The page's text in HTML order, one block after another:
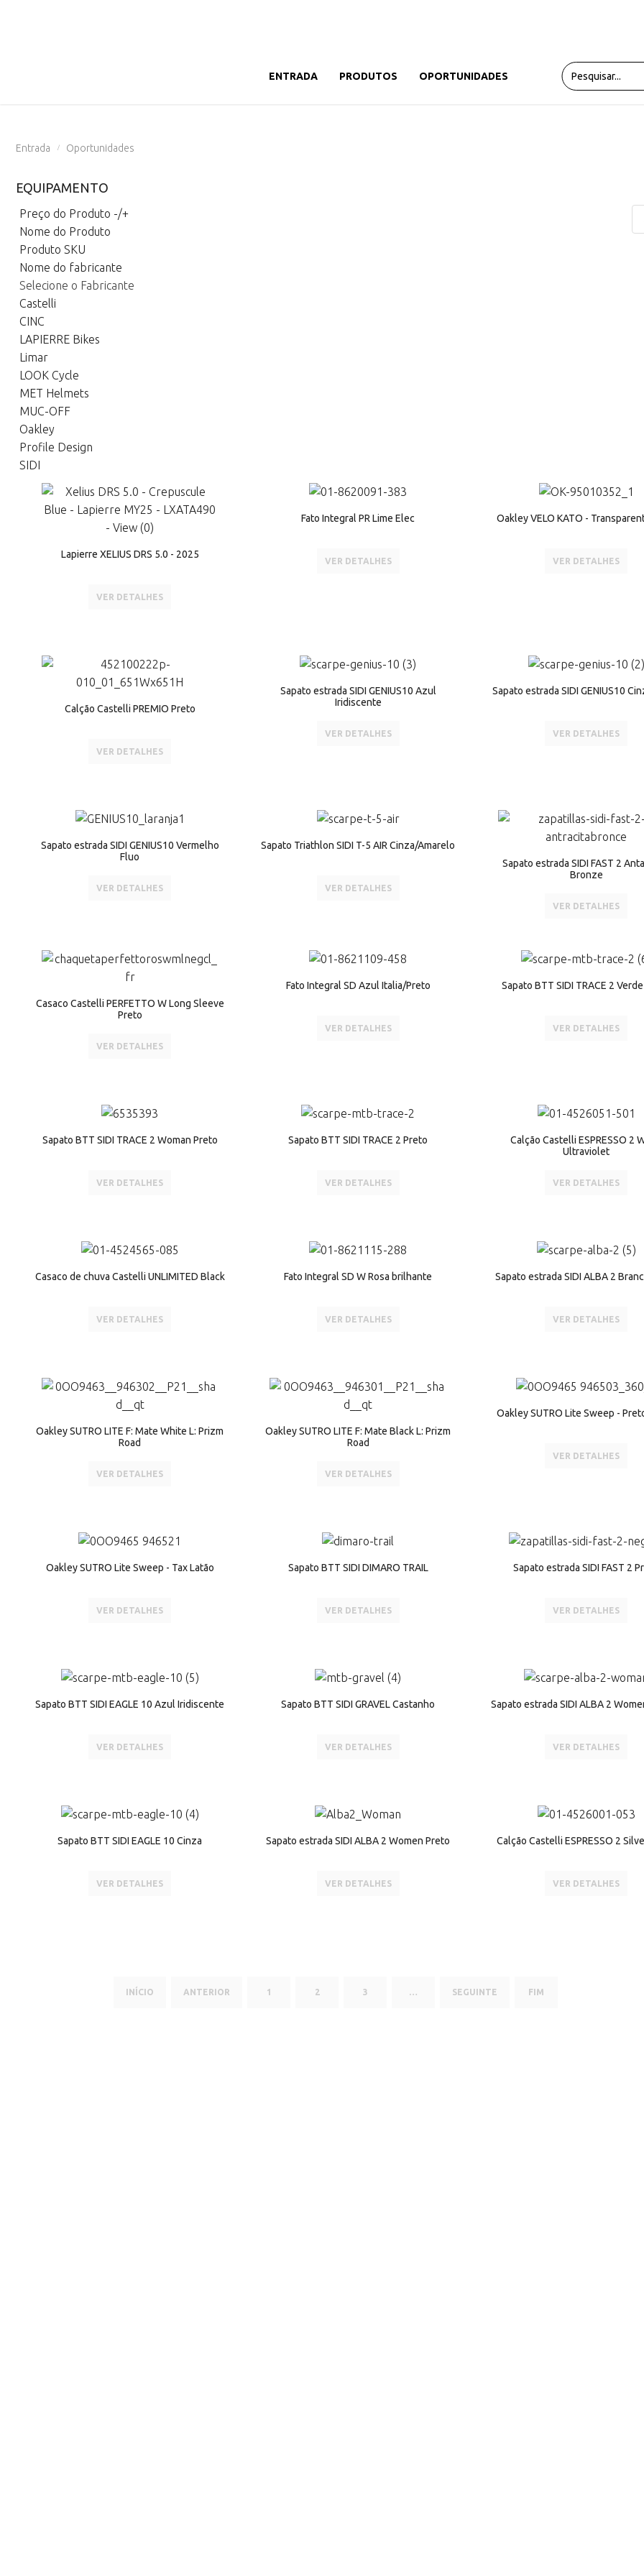
ENTRADA PRODUTOS OPORTUNIDADES
Entrada / Oportunidades
EQUIPAMENTO
Preço do Produto -/+
Nome do Produto
Produto SKU
Nome do fabricante
Selecione o Fabricante
Castelli
CINC
LAPIERRE Bikes
Limar
LOOK Cycle
MET Helmets
MUC-OFF
Oakley
Profile Design
SIDI
Lapierre XELIUS DRS 5.0 - 2025
VER DETALHES
Fato Integral PR Lime Elec
VER DETALHES
Oakley VELO KATO -
VER DETALHES
Calção Castelli PREMIO Preto
VER DETALHES
Sapato estrada SIDI GENIUS10 Azul
Iridiscente
VER DETALHES
Sapato estrada SIDI GENIUS10
VER DETALHES
Sapato estrada SIDI GENIUS10 Vermelho
Fluo
VER DETALHES
Sapato Triathlon SIDI T-5 AIR Cinza/Amarelo
VER DETALHES
Sapato estrada SIDI FAST 2
Bronze
VER DETALHES
Casaco Castelli PERFETTO W Long Sleeve
Preto
VER DETALHES
Fato Integral SD Azul Italia/Preto
VER DETALHES
Sapato BTT SIDI TRACE 2
VER DETALHES
Sapato BTT SIDI TRACE 2 Woman Preto
VER DETALHES
Sapato BTT SIDI TRACE 2 Preto
VER DETALHES
Calção Castelli ESPRESSO 2
Ultraviolet
VER DETALHES
Casaco de chuva Castelli UNLIMITED Black
VER DETALHES
Fato Integral SD W Rosa brilhante
VER DETALHES
Sapato estrada SIDI ALBA 2
VER DETALHES
Oakley SUTRO LITE F: Mate White L: Prizm
Road
VER DETALHES
Oakley SUTRO LITE F: Mate Black L: Prizm
Road
VER DETALHES
Oakley SUTRO Lite Sweep -
VER DETALHES
Oakley SUTRO Lite Sweep - Tax Latão
VER DETALHES
Sapato BTT SIDI DIMARO TRAIL
VER DETALHES
Sapato estrada SIDI FAST 2
VER DETALHES
Sapato BTT SIDI EAGLE 10 Azul Iridiscente
VER DETALHES
Sapato BTT SIDI GRAVEL Castanho
VER DETALHES
Sapato estrada SIDI ALBA 2
VER DETALHES
Sapato BTT SIDI EAGLE 10 Cinza
VER DETALHES
Sapato estrada SIDI ALBA 2 Women Preto
VER DETALHES
Calção Castelli ESPRESSO 2
VER DETALHES
INÍCIO ANTERIOR 1 2 3 … SEGUINTE FIM